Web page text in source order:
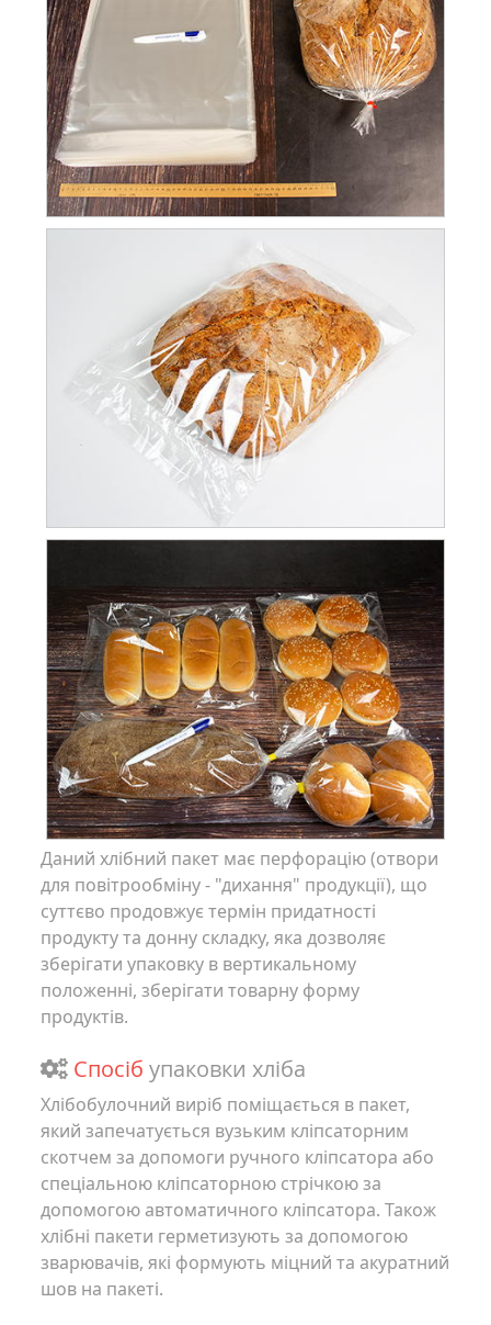
Даний хлібний пакет має перфорацію (отвори
для повітрообміну - "дихання" продукції), що
суттєво продовжує термін придатності
продукту та донну складку, яка дозволяє
зберігати упаковку в вертикальному
положенні, зберігати товарну форму
продуктів.
Спосіб упаковки хліба
Хлібобулочний виріб поміщається в пакет,
який запечатується вузьким кліпсаторним
скотчем за допомоги ручного кліпсатора або
спеціальною кліпсаторною стрічкою за
допомогою автоматичного кліпсатора. Також
хлібні пакети герметизують за допомогою
зварювачів, які формують міцний та акуратний
шов на пакеті.